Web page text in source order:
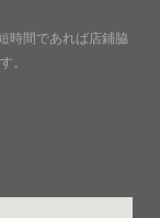
時間であれば店鋪脇
。